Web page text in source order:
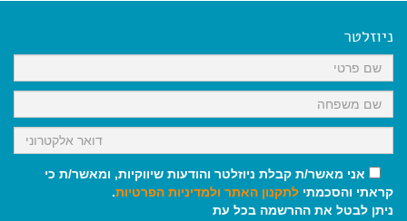
k
p
m
ניוזלטר
אני מאשר/ת קבלת ניוזלטר והודעות שיווקיות, ומאשר/ת כי
קראתי והסכמתי לתקנון האתר ולמדיניות הפרטיות.
ניתן לבטל את ההרשמה בכל עת